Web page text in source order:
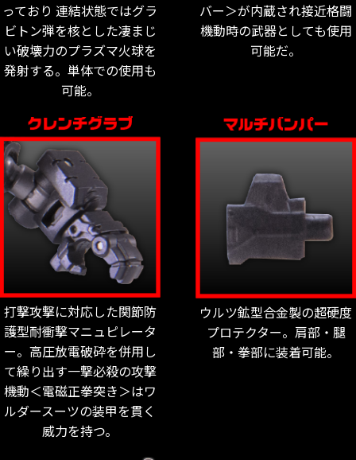
っており 連結状態ではグラ
ビトン弾を核とした凄まじ
い破壊力のプラズマ火球を
発射する。単体での使用も
可能。
バー＞が内蔵され接近格闘
機動時の武器としても使用
可能だ。
打撃攻撃に対応した関節防
護型耐衝撃マニュピレータ
ー。高圧放電破砕を併用し
て繰り出す一撃必殺の攻撃
機動＜電磁正拳突き＞はワ
ルダースーツの装甲を貫く
威力を持つ。
ウルツ鉱型合金製の超硬度
プロテクター。肩部・腿
部・拳部に装着可能。